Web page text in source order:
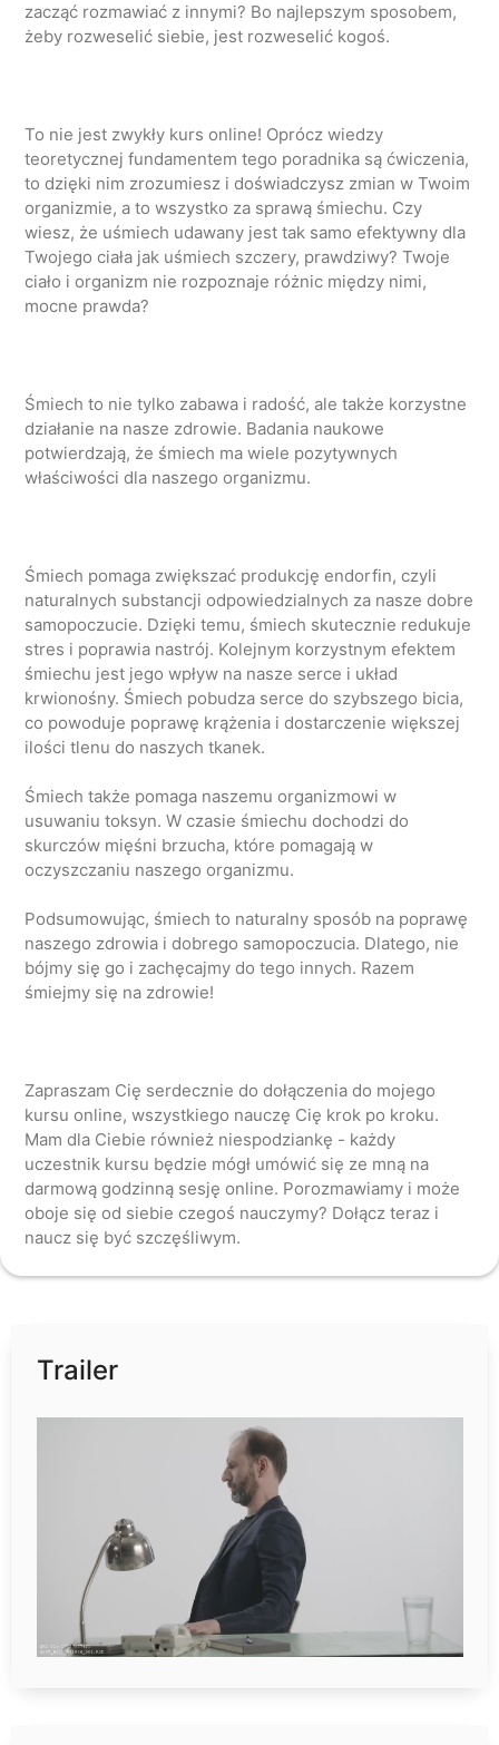
zacząć rozmawiać z innymi? Bo najlepszym sposobem,
żeby rozweselić siebie, jest rozweselić kogoś.
To nie jest zwykły kurs online! Oprócz wiedzy
teoretycznej fundamentem tego poradnika są ćwiczenia,
to dzięki nim zrozumiesz i doświadczysz zmian w Twoim
organizmie, a to wszystko za sprawą śmiechu. Czy
wiesz, że uśmiech udawany jest tak samo efektywny dla
Twojego ciała jak uśmiech szczery, prawdziwy? Twoje
ciało i organizm nie rozpoznaje różnic między nimi,
mocne prawda?
Śmiech to nie tylko zabawa i radość, ale także korzystne
działanie na nasze zdrowie. Badania naukowe
potwierdzają, że śmiech ma wiele pozytywnych
właściwości dla naszego organizmu.
Śmiech pomaga zwiększać produkcję endorfin, czyli
naturalnych substancji odpowiedzialnych za nasze dobre
samopoczucie. Dzięki temu, śmiech skutecznie redukuje
stres i poprawia nastrój. Kolejnym korzystnym efektem
śmiechu jest jego wpływ na nasze serce i układ
krwionośny. Śmiech pobudza serce do szybszego bicia,
co powoduje poprawę krążenia i dostarczenie większej
ilości tlenu do naszych tkanek.
Śmiech także pomaga naszemu organizmowi w
usuwaniu toksyn. W czasie śmiechu dochodzi do
skurczów mięśni brzucha, które pomagają w
oczyszczaniu naszego organizmu.
Podsumowując, śmiech to naturalny sposób na poprawę
naszego zdrowia i dobrego samopoczucia. Dlatego, nie
bójmy się go i zachęcajmy do tego innych. Razem
śmiejmy się na zdrowie!
Zapraszam Cię serdecznie do dołączenia do mojego
kursu online, wszystkiego nauczę Cię krok po kroku.
Mam dla Ciebie również niespodziankę - każdy
uczestnik kursu będzie mógł umówić się ze mną na
darmową godzinną sesję online. Porozmawiamy i może
oboje się od siebie czegoś nauczymy? Dołącz teraz i
Trailer